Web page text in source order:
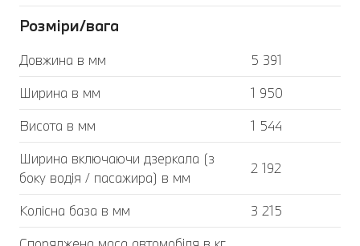
Розміри/вага
Довжина в мм
5 391
Ширина в мм
1 950
Висота в мм
1 544
Ширина включаючи дзеркала (з
боку водія / пасажира) в мм
2 192
Колісна база в мм
3 215